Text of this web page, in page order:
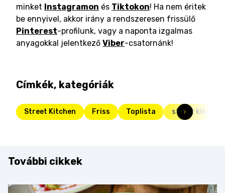
minket Instagramon és Tiktokon! Ha nem éritek
be ennyivel, akkor irány a rendszeresen frissülő
Pinterest-profilunk, vagy a naponta izgalmas
anyagokkal jelentkező Viber-csatornánk!
Címkék, kategóriák
Street Kitchen Friss Toplista street kitchen
További cikkek